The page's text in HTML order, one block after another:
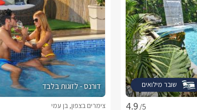
שובר מילואים
/5
דורנס - לזוגות בלבד
צימרים בצפון, בן עמי